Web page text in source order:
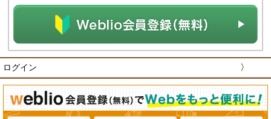
ログイン 〉